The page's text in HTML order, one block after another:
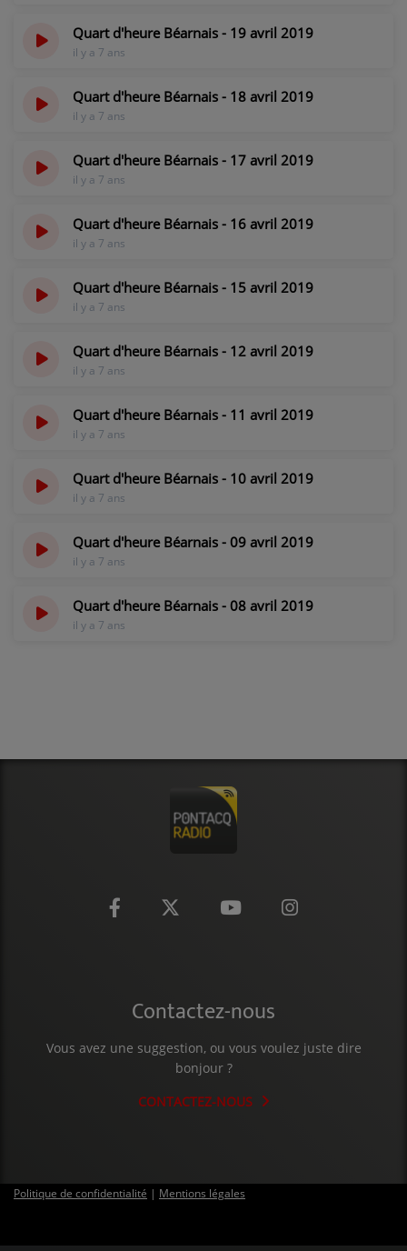
Quart d'heure Béarnais - 19 avril 2019
il y a 7 ans
Quart d'heure Béarnais - 18 avril 2019
il y a 7 ans
Quart d'heure Béarnais - 17 avril 2019
il y a 7 ans
Quart d'heure Béarnais - 16 avril 2019
il y a 7 ans
Quart d'heure Béarnais - 15 avril 2019
il y a 7 ans
Quart d'heure Béarnais - 12 avril 2019
il y a 7 ans
Quart d'heure Béarnais - 11 avril 2019
il y a 7 ans
Quart d'heure Béarnais - 10 avril 2019
il y a 7 ans
Quart d'heure Béarnais - 09 avril 2019
il y a 7 ans
Quart d'heure Béarnais - 08 avril 2019
il y a 7 ans
Contactez-nous
Vous avez une suggestion, ou vous voulez juste dire
bonjour ?
CONTACTEZ-NOUS
Politique de confidentialité | Mentions légales